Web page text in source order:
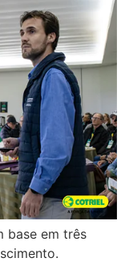
base em três